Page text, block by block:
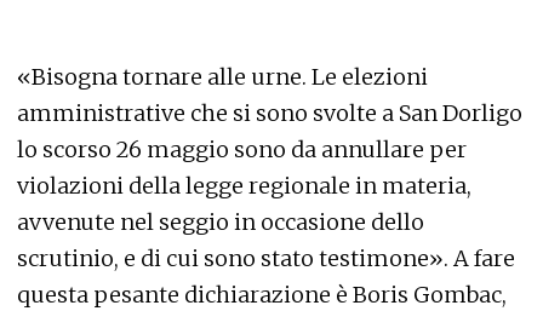
«Bisogna tornare alle urne. Le elezioni
amministrative che si sono svolte a San Dorligo
lo scorso 26 maggio sono da annullare per
violazioni della legge regionale in materia,
avvenute nel seggio in occasione dello
scrutinio, e di cui sono stato testimone». A fare
questa pesante dichiarazione è Boris Gombac,